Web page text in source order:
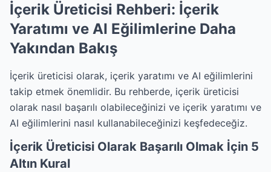
İçerik Üreticisi Rehberi: İçerik
Yaratımı ve AI Eğilimlerine Daha
Yakından Bakış
İçerik üreticisi olarak, içerik yaratımı ve AI eğilimlerini
takip etmek önemlidir. Bu rehberde, içerik üreticisi
olarak nasıl başarılı olabileceğinizi ve içerik yaratımı ve
AI eğilimlerini nasıl kullanabileceğinizi keşfedeceğiz.
İçerik Üreticisi Olarak Başarılı Olmak İçin 5
Altın Kural